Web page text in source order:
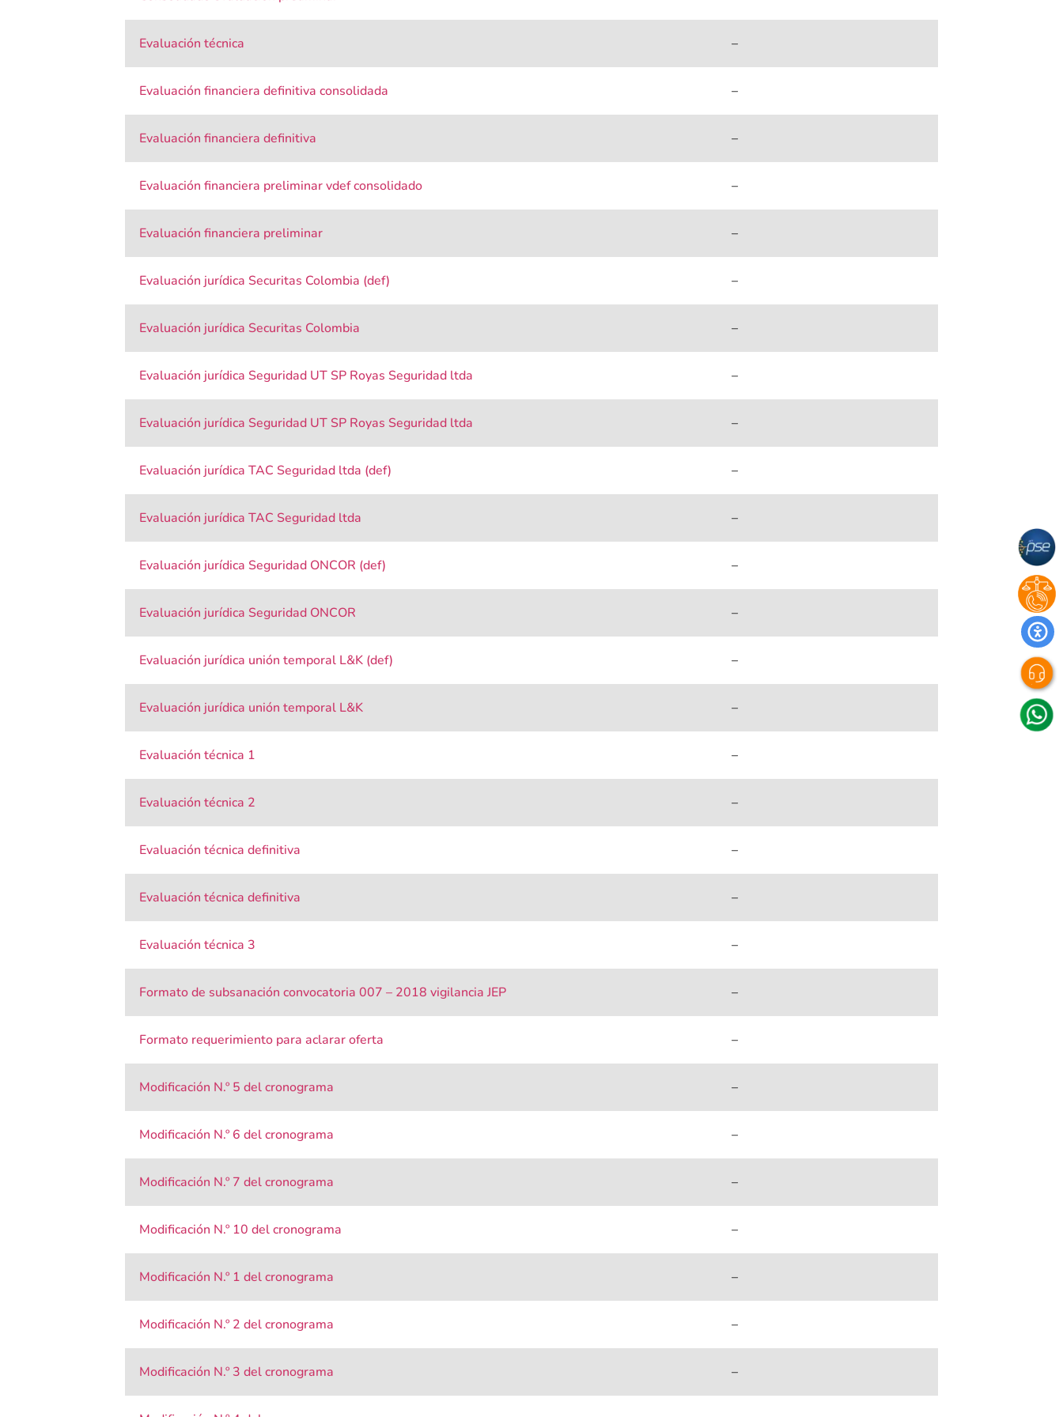
Evaluación técnica –
Evaluación financiera definitiva consolidada –
Evaluación financiera definitiva –
Evaluación financiera preliminar vdef consolidado –
Evaluación financiera preliminar –
Evaluación jurídica Securitas Colombia (def) –
Evaluación jurídica Securitas Colombia –
Evaluación jurídica Seguridad UT SP Royas Seguridad ltda –
Evaluación jurídica Seguridad UT SP Royas Seguridad ltda –
Evaluación jurídica TAC Seguridad ltda (def) –
Evaluación jurídica TAC Seguridad ltda –
Evaluación jurídica Seguridad ONCOR (def) –
Evaluación jurídica Seguridad ONCOR –
Evaluación jurídica unión temporal L&K (def) –
Evaluación jurídica unión temporal L&K –
Evaluación técnica 1 –
Evaluación técnica 2 –
Evaluación técnica definitiva –
Evaluación técnica definitiva –
Evaluación técnica 3 –
Formato de subsanación convocatoria 007 – 2018 vigilancia JEP –
Formato requerimiento para aclarar oferta –
Modificación N.º 5 del cronograma –
Modificación N.º 6 del cronograma –
Modificación N.º 7 del cronograma –
Modificación N.º 10 del cronograma –
Modificación N.º 1 del cronograma –
Modificación N.º 2 del cronograma –
Modificación N.º 3 del cronograma –